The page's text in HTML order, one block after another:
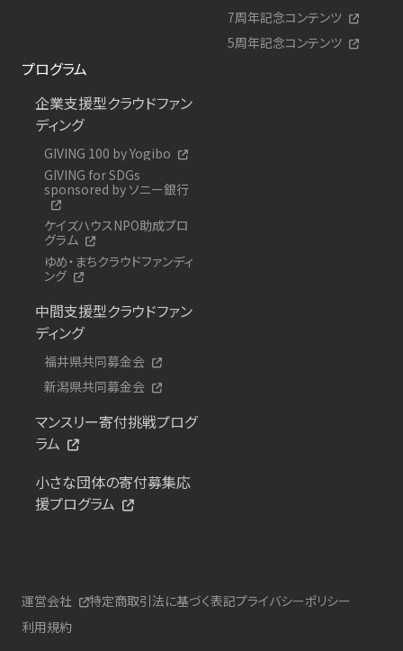
7周年記念コンテンツ
5周年記念コンテンツ
プログラム
企業支援型クラウドファン
ディング
GIVING 100 by Yogibo
GIVING for SDGs
sponsored by ソニー銀行
ケイズハウスNPO助成プロ
グラム
ゆめ・まちクラウドファンディ
ング
中間支援型クラウドファン
ディング
福井県共同募金会
新潟県共同募金会
マンスリー寄付挑戦プログ
ラム
小さな団体の寄付募集応
援プログラム
運営会社 特定商取引法に基づく表記プライバシーポリシー
利用規約